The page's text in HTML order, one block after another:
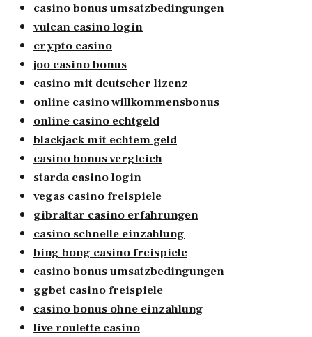
casino bonus umsatzbedingungen
vulcan casino login
crypto casino
joo casino bonus
casino mit deutscher lizenz
online casino willkommensbonus
online casino echtgeld
blackjack mit echtem geld
casino bonus vergleich
starda casino login
vegas casino freispiele
gibraltar casino erfahrungen
casino schnelle einzahlung
bing bong casino freispiele
casino bonus umsatzbedingungen
ggbet casino freispiele
casino bonus ohne einzahlung
live roulette casino